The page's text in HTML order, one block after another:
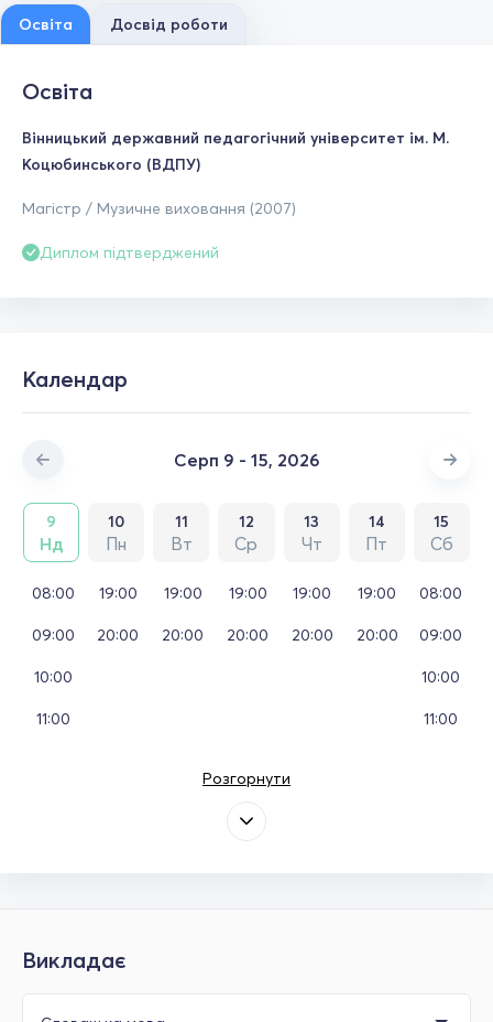
Освіта Досвід роботи
Освіта
Вінницький державний педагогічний університет ім. М.
Коцюбинського (ВДПУ)
Магістр / Музичне виховання (2007)
Диплом підтверджений
Календар
Серп 9 - 15, 2026
9
Нд
10
Пн
11
Вт
12
Ср
13
Чт
14
Пт
15
Сб
08:00
09:00
10:00
11:00
19:00
20:00
19:00
20:00
19:00
20:00
19:00
20:00
19:00
20:00
08:00
09:00
10:00
11:00
Розгорнути
Викладає